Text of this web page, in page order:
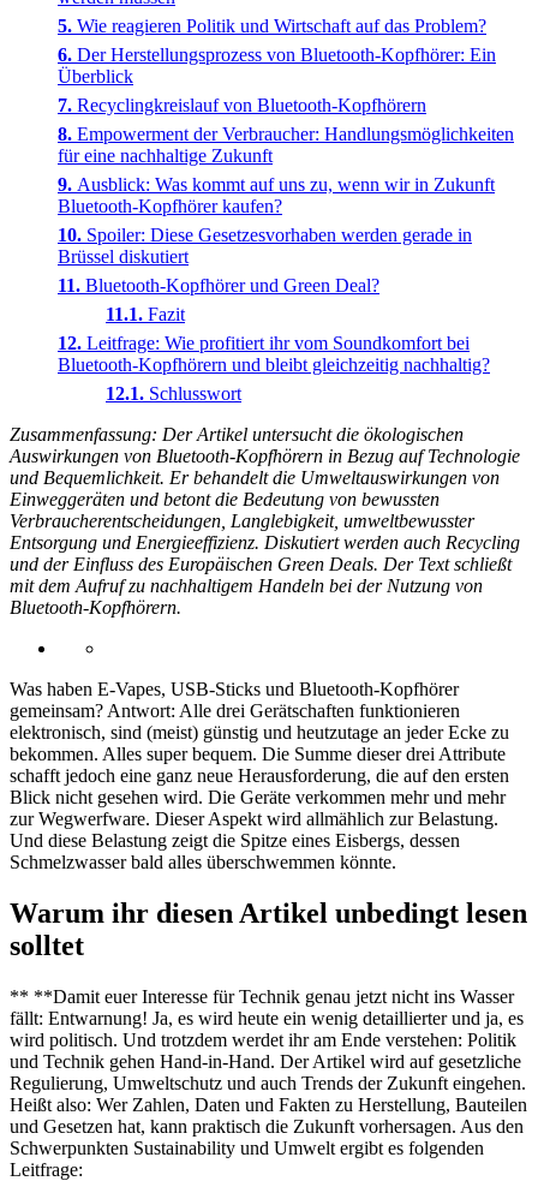
Wie reagieren Politik und Wirtschaft auf das Problem?
Der Herstellungsprozess von Bluetooth-Kopfhörer: Ein
Überblick
Recyclingkreislauf von Bluetooth-Kopfhörern
Empowerment der Verbraucher: Handlungsmöglichkeiten
für eine nachhaltige Zukunft
Ausblick: Was kommt auf uns zu, wenn wir in Zukunft
Bluetooth-Kopfhörer kaufen?
Spoiler: Diese Gesetzesvorhaben werden gerade in
Brüssel diskutiert
Bluetooth-Kopfhörer und Green Deal?
Fazit
Leitfrage: Wie profitiert ihr vom Soundkomfort bei
Bluetooth-Kopfhörern und bleibt gleichzeitig nachhaltig?
Schlusswort
Zusammenfassung: Der Artikel untersucht die ökologischen
Auswirkungen von Bluetooth-Kopfhörern in Bezug auf Technologie
und Bequemlichkeit. Er behandelt die Umweltauswirkungen von
Einweggeräten und betont die Bedeutung von bewussten
Verbraucherentscheidungen, Langlebigkeit, umweltbewusster
Entsorgung und Energieeffizienz. Diskutiert werden auch Recycling
und der Einfluss des Europäischen Green Deals. Der Text schließt
mit dem Aufruf zu nachhaltigem Handeln bei der Nutzung von
Bluetooth-Kopfhörern.
Was haben E-Vapes, USB-Sticks und Bluetooth-Kopfhörer
gemeinsam? Antwort: Alle drei Gerätschaften funktionieren
elektronisch, sind (meist) günstig und heutzutage an jeder Ecke zu
bekommen. Alles super bequem. Die Summe dieser drei Attribute
schafft jedoch eine ganz neue Herausforderung, die auf den ersten
Blick nicht gesehen wird. Die Geräte verkommen mehr und mehr
zur Wegwerfware. Dieser Aspekt wird allmählich zur Belastung.
Und diese Belastung zeigt die Spitze eines Eisbergs, dessen
Schmelzwasser bald alles überschwemmen könnte.
Warum ihr diesen Artikel unbedingt lesen
solltet
** **Damit euer Interesse für Technik genau jetzt nicht ins Wasser
fällt: Entwarnung! Ja, es wird heute ein wenig detaillierter und ja, es
wird politisch. Und trotzdem werdet ihr am Ende verstehen: Politik
und Technik gehen Hand-in-Hand. Der Artikel wird auf gesetzliche
Regulierung, Umweltschutz und auch Trends der Zukunft eingehen.
Heißt also: Wer Zahlen, Daten und Fakten zu Herstellung, Bauteilen
und Gesetzen hat, kann praktisch die Zukunft vorhersagen. Aus den
Schwerpunkten Sustainability und Umwelt ergibt es folgenden
Leitfrage: